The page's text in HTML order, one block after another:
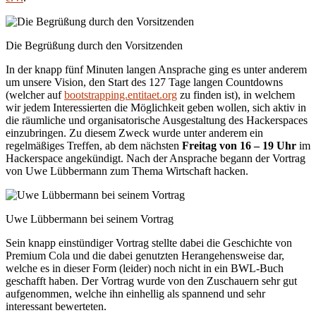
Die Begrüßung durch den Vorsitzenden
In der knapp fünf Minuten langen Ansprache ging es unter anderem
um unsere Vision, den Start des 127 Tage langen Countdowns
(welcher aufbootstrapping.entitaet.org zu finden ist), in welchem
wir jedem Interessierten die Möglichkeit geben wollen, sich aktiv in
die räumliche und organisatorische Ausgestaltung des Hackerspaces
einzubringen. Zu diesem Zweck wurde unter anderem ein
regelmäßiges Treffen, ab dem nächsten Freitag von 16 – 19 Uhr im
Hackerspace angekündigt. Nach der Ansprache begann der Vortrag
von Uwe Lübbermann zum Thema Wirtschaft hacken.
Uwe Lübbermann bei seinem Vortrag
Sein knapp einstündiger Vortrag stellte dabei die Geschichte von
Premium Cola und die dabei genutzten Herangehensweise dar,
welche es in dieser Form (leider) noch nicht in ein BWL-Buch
geschafft haben. Der Vortrag wurde von den Zuschauern sehr gut
aufgenommen, welche ihn einhellig als spannend und sehr
interessant bewerteten.